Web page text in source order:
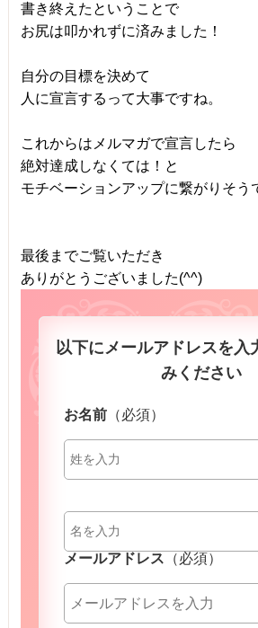
書き終えたということで
お尻は叩かれずに済みました！
自分の目標を決めて
人に宣言するって大事ですね。
これからはメルマガで宣言したら
絶対達成しなくては！と
モチベーションアップに繋がりそう
最後までご覧いただき
ありがとうございました(^^)
以下にメールアドレスを入
みください
お名前（必須）
メールアドレス （必須）